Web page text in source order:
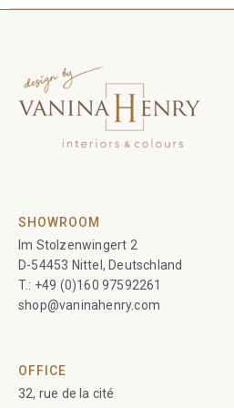
SHOWROOM
Im Stolzenwingert 2
D-54453 Nittel, Deutschland
T.: +49 (0)160 97592261
shop@vaninahenry.com
OFFICE
32, rue de la cité